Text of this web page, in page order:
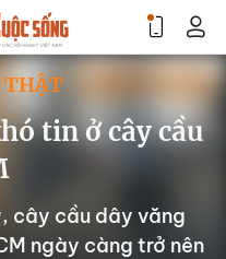
THẬT
tin ở cây cầu
, cây cầu dây văng
ngày càng trở nên